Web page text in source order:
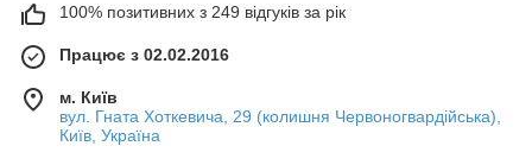
100% позитивних з 249 відгуків за рік
Працює з 02.02.2016
м. Київ
вул. Гната Хоткевича, 29 (колишня Червоногвардійська),
Київ, Україна